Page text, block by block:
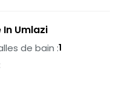
Umlazi
de bain :1